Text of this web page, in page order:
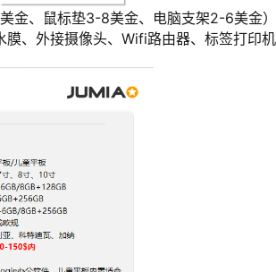
金、鼠标垫3-8美金、电脑支架2-6美金
、外接摄像头、Wifi路由器、标签打印机